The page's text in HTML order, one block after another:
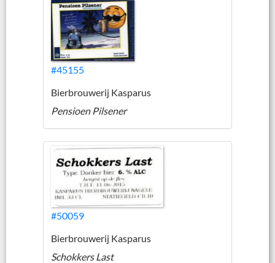
#45155
Bierbrouwerij Kasparus
Pensioen Pilsener
#50059
Bierbrouwerij Kasparus
Schokkers Last